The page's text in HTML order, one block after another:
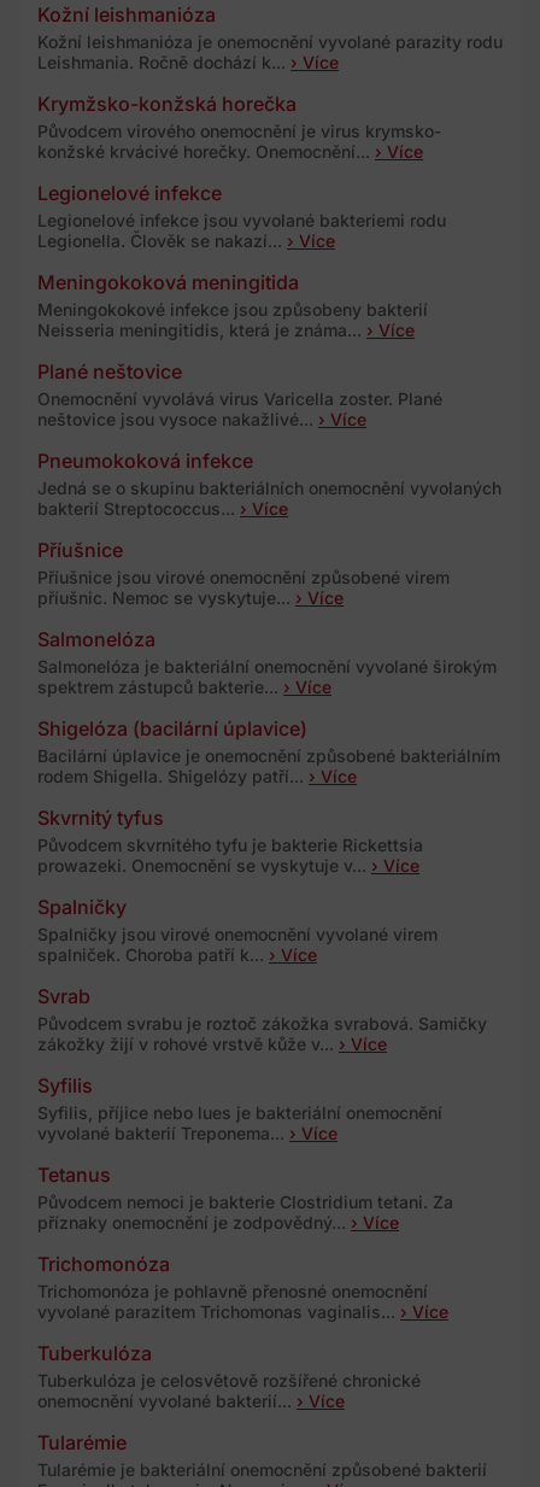
Kožní leishmanióza
Kožní leishmanióza je onemocnění vyvolané parazity rodu
Leishmania. Ročně dochází k... › Více
Krymžsko-konžská horečka
Původcem virového onemocnění je virus krymsko-
konžské krvácivé horečky. Onemocnění... › Více
Legionelové infekce
Legionelové infekce jsou vyvolané bakteriemi rodu
Legionella. Člověk se nakazí... › Více
Meningokoková meningitida
Meningokokové infekce jsou způsobeny bakterií
Neisseria meningitidis, která je známa... › Více
Plané neštovice
Onemocnění vyvolává virus Varicella zoster. Plané
neštovice jsou vysoce nakažlivé... › Více
Pneumokoková infekce
Jedná se o skupinu bakteriálních onemocnění vyvolaných
bakterií Streptococcus... › Více
Příušnice
Příušnice jsou virové onemocnění způsobené virem
příušnic. Nemoc se vyskytuje... › Více
Salmonelóza
Salmonelóza je bakteriální onemocnění vyvolané širokým
spektrem zástupců bakterie... › Více
Shigelóza (bacilární úplavice)
Bacilární úplavice je onemocnění způsobené bakteriálním
rodem Shigella. Shigelózy patří... › Více
Skvrnitý tyfus
Původcem skvrnitého tyfu je bakterie Rickettsia
prowazeki. Onemocnění se vyskytuje v... › Více
Spalničky
Spalničky jsou virové onemocnění vyvolané virem
spalniček. Choroba patří k... › Více
Svrab
Původcem svrabu je roztoč zákožka svrabová. Samičky
zákožky žijí v rohové vrstvě kůže v... › Více
Syfilis
Syfilis, příjice nebo lues je bakteriální onemocnění
vyvolané bakterií Treponema... › Více
Tetanus
Původcem nemoci je bakterie Clostridium tetani. Za
příznaky onemocnění je zodpovědný... › Více
Trichomonóza
Trichomonóza je pohlavně přenosné onemocnění
vyvolané parazitem Trichomonas vaginalis... › Více
Tuberkulóza
Tuberkulóza je celosvětově rozšířené chronické
onemocnění vyvolané bakterií... › Více
Tularémie
Tularémie je bakteriální onemocnění způsobené bakterií